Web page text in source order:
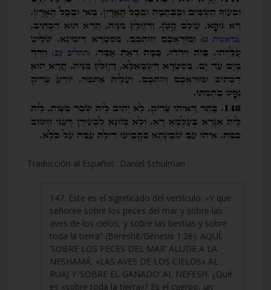
Traducción al Español: Daniel Schulman
147. Este es el significado del versículo: «Y que
señoree sobre los peces del mar y sobre las
aves de los cielos, y sobre las bestias y sobre
toda la tierra” (Bereshit/Génesis 1:26). AQUÍ,
‘SOBRE LOS PECES DEL MAR’ ALUDE A LA
NESHAMÁ, «LAS AVES DE LOS CIELOS» AL
RUAJ Y ‘SOBRE EL GANADO’ AL NEFESH. ¿Qué
es «sobre toda la tierra»? Es el cuerpo, un